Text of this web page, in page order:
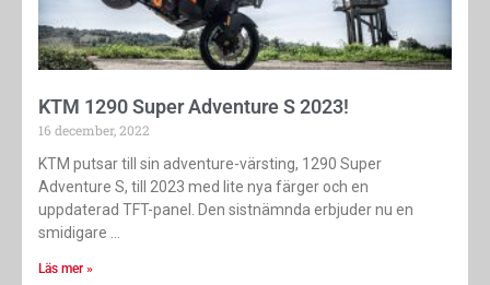
KTM 1290 Super Adventure S 2023!
16 december, 2022
KTM putsar till sin adventure-värsting, 1290 Super
Adventure S, till 2023 med lite nya färger och en
uppdaterad TFT-panel. Den sistnämnda erbjuder nu en
smidigare
Läs mer »